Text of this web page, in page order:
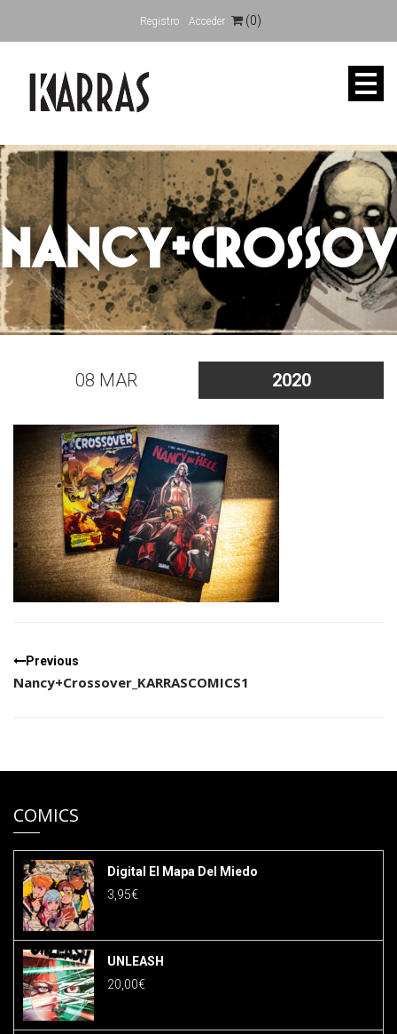
Registro Acceder (0)
08 MAR
2020
Previous
Nancy+Crossover_KARRASCOMICS1
COMICS
Digital El Mapa Del Miedo
3,95€
UNLEASH
20,00€